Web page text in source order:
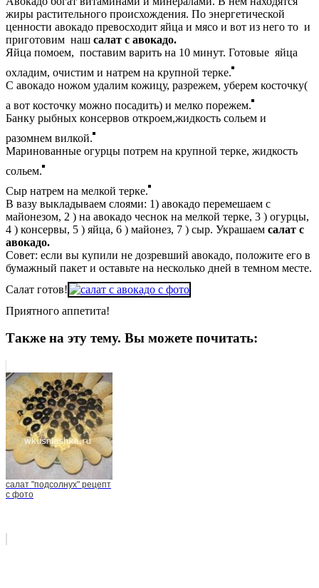
жиры растительного происхождения. По энергетической
ценности авокадо превосходит яйца и мясо и вот из него то и
приготовим наш салат с авокадо.
Яйца помоем, поставим варить на 10 минут. Готовые яйца
охладим, очистим и натрем на крупной терке.
С авокадо ножом удалим кожицу, разрежем, уберем косточку(
а вот косточку можно посадить) и мелко порежем.
Банку рыбных консервов откроем,жидкость сольем и
разомнем вилкой.
Маринованные огурцы потрем на крупной терке, жидкость
сольем.
Сыр натрем на мелкой терке.
В вазу выкладываем слоями: 1) авокадо перемешаем с
майонезом, 2 ) на авокадо чеснок на мелкой терке, 3 ) огурцы,
4 ) консервы, 5 ) яйца, 6 ) майонез, 7 ) сыр. Украшаем салат с
авокадо.
Совет: если вы купили не дозревший авокадо, положите его в
бумажный пакет и оставьте на несколько дней в темном месте.
Салат готов!
Приятного аппетита!
Также на эту тему. Вы можете почитать:
салат "подсолнух" рецепт
с фото